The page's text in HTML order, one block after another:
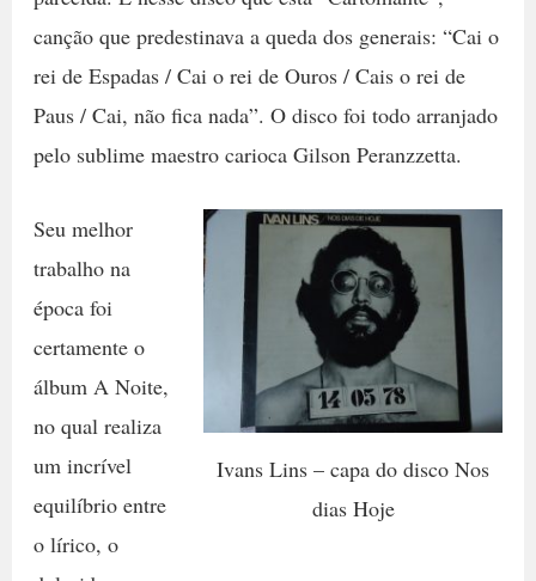
canção que predestinava a queda dos generais: “Cai o
rei de Espadas / Cai o rei de Ouros / Cais o rei de
Paus / Cai, não fica nada”. O disco foi todo arranjado
pelo sublime maestro carioca Gilson Peranzzetta.
Ivans Lins – capa do disco Nos
dias Hoje
Seu melhor
trabalho na
época foi
certamente o
álbum A Noite,
no qual realiza
um incrível
equilíbrio entre
o lírico, o